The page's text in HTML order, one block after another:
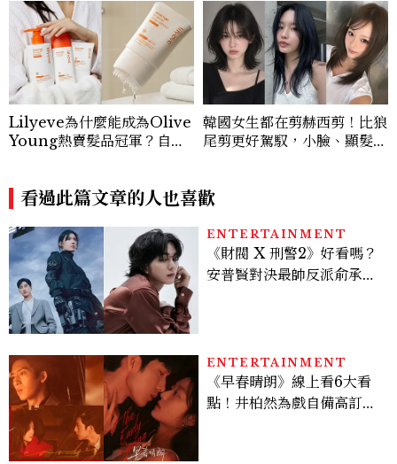
Lilyeve為什麼能成為Olive
Young熱賣髮品冠軍？自帶
韓國女生都在剪赫西剪！比狼
尾剪更好駕馭，小臉、顯髮量
看過此篇文章的人也喜歡
ENTERTAINMENT
《財閥 X 刑警2》好看嗎？
安普賢對決最帥反派俞承
多大？
ENTERTAINMENT
《早春晴朗》線上看6大看
點！井柏然為戲自備高訂，